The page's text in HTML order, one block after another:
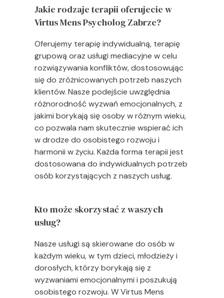
Nasze usługi są skierowane do osób w
każdym wieku, w tym dzieci, młodzieży i
dorosłych, którzy borykają się z
wyzwaniami emocjonalnymi i poszukują
osobistego rozwoju. W Virtus Mens
Kto może skorzystać z waszych
usług?
Oferujemy terapię indywidualną, terapię
grupową oraz usługi mediacyjne w celu
rozwiązywania konfliktów, dostosowując
się do zróżnicowanych potrzeb naszych
klientów. Nasze podejście uwzględnia
różnorodność wyzwań emocjonalnych, z
jakimi borykają się osoby w różnym wieku,
co pozwala nam skutecznie wspierać ich
w drodze do osobistego rozwoju i
harmonii w życiu. Każda forma terapii jest
dostosowana do indywidualnych potrzeb
osób korzystających z naszych usług.
Jakie rodzaje terapii oferujecie w
Virtus Mens Psycholog Zabrze?